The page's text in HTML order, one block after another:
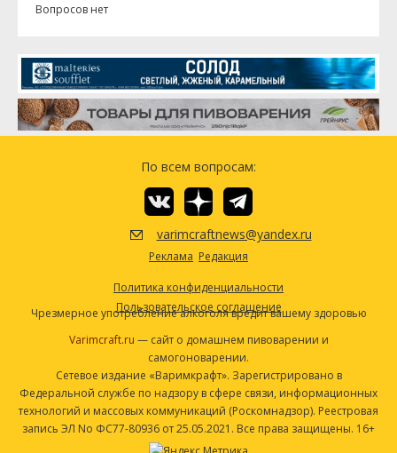
Вопросов нет
По всем вопросам:
varimcraftnews@yandex.ru
Реклама Редакция
Политика конфиденциальности
Пользовательское соглашение
Чрезмерное употребление алкоголя вредит вашему здоровью
Varimcraft.ru — сайт о домашнем пивоварении и
самогоноварении.
Сетевое издание «Варимкрафт». Зарегистрировано в
Федеральной службе по надзору в сфере связи, информационных
технологий и массовых коммуникаций (Роскомнадзор). Реестровая
запись ЭЛ No ФС77-80936 от 25.05.2021. Все права защищены. 16+